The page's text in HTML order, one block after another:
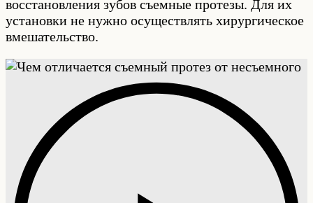
восстановления зубов съемные протезы. Для их
установки не нужно осуществлять хирургическое
вмешательство.